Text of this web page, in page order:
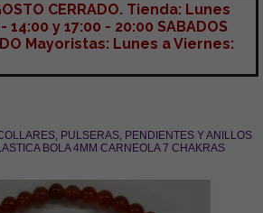
CERRADO. Tienda: Lunes
14:00 y 17:00 - 20:00 SABADOS
Mayoristas: Lunes a Viernes:
PULSERAS, PENDIENTES Y ANILLOS
BOLA 4MM CARNEOLA 7 CHAKRAS